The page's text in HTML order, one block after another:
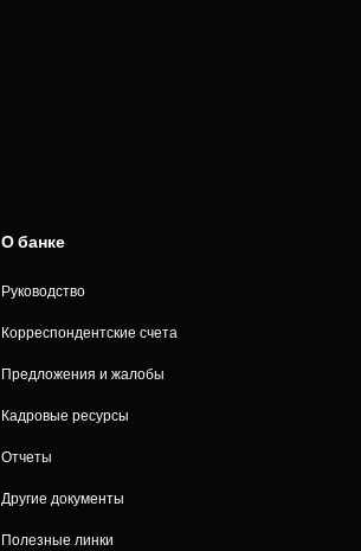
О банке
Руководство
Корреспондентские счета
Предложения и жалобы
Кадровые ресурсы
Отчеты
Другие документы
Полезные линки